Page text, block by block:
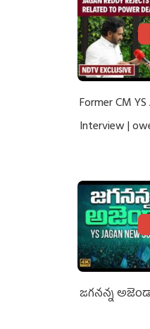
Former CM
Interview |
జగనన్న